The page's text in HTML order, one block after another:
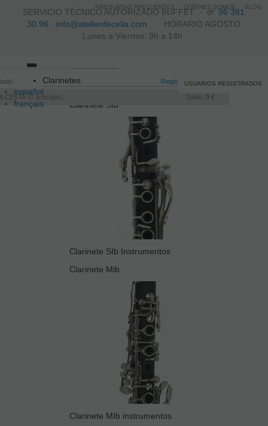
SERVICIO TÉCNICO AUTORIZADO BUFFET -tlf.96 381
30 96 · info@atelierdecelia.com HORARIO AGOSTO
Lunes a Viernes: 9h a 14h
español
français
Registro /Iniciar sesión
CESTA 0 artículos Saldo: 0 €
USUARIOS REGISTRADOS
navigation
Clarinetes
Clarinete SIb
Clarinete SIb Instrumentos
Clarinete Mib
Clarinete MIb instrumentos
PREGUNTAS FRECUENTES QUIÉNES SOMOS BLOG